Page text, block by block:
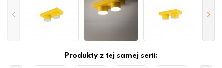
Produkty z tej samej serii: